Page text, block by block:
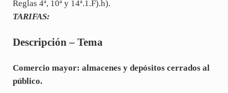
Reglas 4ª, 10ª y 14ª.1.F).h).
TARIFAS:
Descripción – Tema
Comercio mayor: almacenes y depósitos cerrados al
público.